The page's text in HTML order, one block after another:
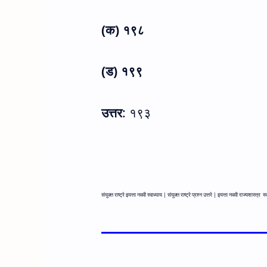
(क) १९८
(ड) १९९
उत्तर: १९३
संयुक्त राष्ट्रे इयत्ता नववी स्वाध्याय | संयुक्त राष्ट्रे प्रश्न उत्तरे | इयत्ता नववी राज्यशास्त्र